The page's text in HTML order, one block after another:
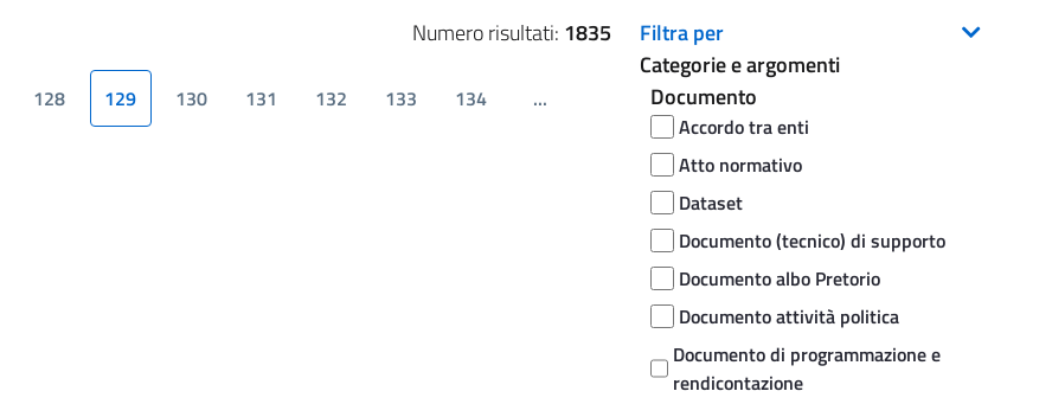
Numero risultati: 1835
128 129 130 131 132 133 134
...
Filtra per
Categorie e argomenti
Documento
Accordo tra enti
Atto normativo
Dataset
Documento (tecnico) di supporto
Documento albo Pretorio
Documento attività politica
Documento di programmazione e
rendicontazione